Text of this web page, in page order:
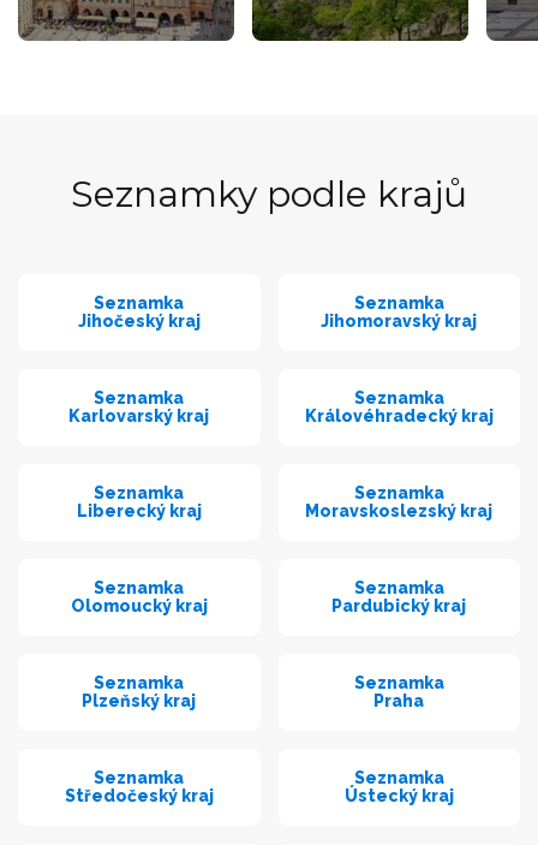
Seznamky podle krajů
Seznamka
Jihočeský kraj
Seznamka
Jihomoravský kraj
Seznamka
Karlovarský kraj
Seznamka
Královéhradecký kraj
Seznamka
Liberecký kraj
Seznamka
Moravskoslezský kraj
Seznamka
Olomoucký kraj
Seznamka
Pardubický kraj
Seznamka
Plzeňský kraj
Seznamka
Praha
Seznamka
Středočeský kraj
Seznamka
Ústecký kraj